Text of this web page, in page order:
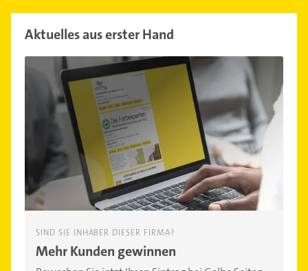
Aktuelles aus erster Hand
SIND SIE INHABER DIESER FIRMA?
Mehr Kunden gewinnen